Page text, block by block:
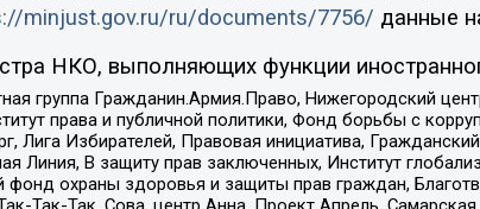
minjust.gov.ru/ru/documents/7756/ данные
НКО, выполняющих функции
группа Гражданин.Армия.Право, Нижегородский
права и публичной политики, Фонд борьбы с
Лига Избирателей, Правовая инициатива,
Линия, В защиту прав заключенных, Институт
фонд охраны здоровья и защиты прав граждан,